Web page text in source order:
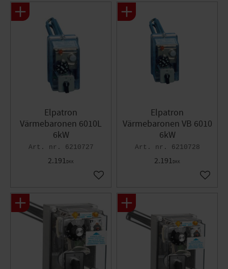
Elpatron
Värmebaronen 6010L
6kW
6210727
2.191DKK
Gem som favorit
Elpatron
Värmebaronen VB 6010
6kW
6210728
2.191DKK
Gem